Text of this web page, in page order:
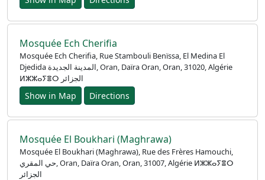
Mosquée Ech Cherifia
Mosquée Ech Cherifia, Rue Stambouli Benïssa, El Medina El
Djedida المدينة الجديدة, Oran, Daïra Oran, Oran, 31020, Algérie
ⵍⵣⵣⴰⵢⴻⵔ الجزائر
Show in Map Directions
Mosquée El Boukhari (Maghrawa)
Mosquée El Boukhari (Maghrawa), Rue des Frères Hamouchi,
حي المقري, Oran, Daïra Oran, Oran, 31007, Algérie ⵍⵣⵣⴰⵢⴻⵔ
الجزائر